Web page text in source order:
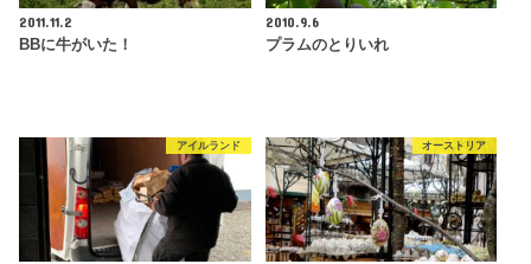
2011.11.2
BBに牛がいた！
2010.9.6
プラムのとりいれ
アイルランド オーストリア